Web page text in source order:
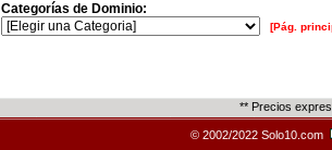
Categorías de Dominio:
[Pág.
** Precios
© 2002/2022 Solo10.com